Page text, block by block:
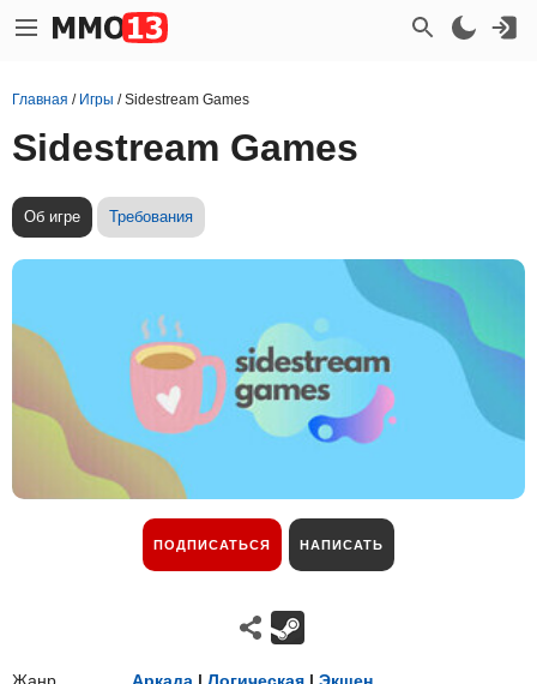
Главная / Игры /Sidestream Games
Sidestream Games
Об игре Требования
ПОДПИСАТЬСЯ НАПИСАТЬ